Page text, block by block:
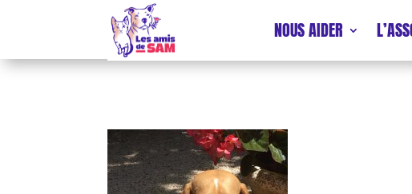
NOUS AIDER